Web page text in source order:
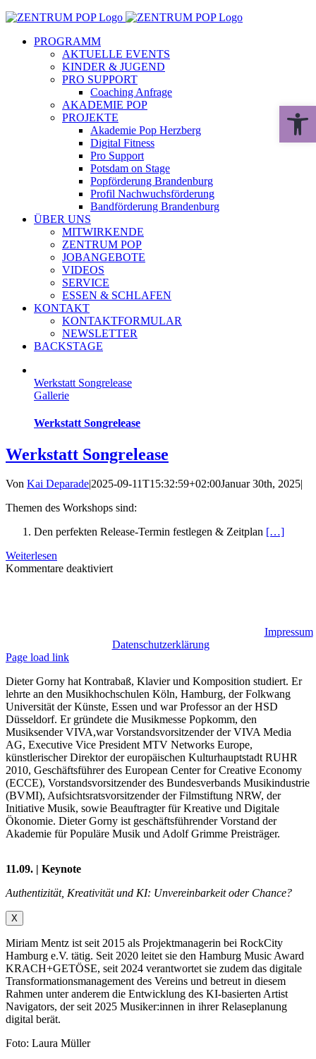
Zum
springenPROGRAMM
AKTUELLE EVENTS
KINDER & JUGEND
PRO SUPPORT
Coaching Anfrage
AKADEMIE POP
PROJEKTE
Akademie Pop Herzberg
Digital Fitness
Pro Support
Potsdam on Stage
Popförderung Brandenburg
Profil Nachwuchsförderung
Bandförderung Brandenburg
ÜBER UNS
MITWIRKENDE
ZENTRUM POP
JOBANGEBOTE
VIDEOS
SERVICE
ESSEN & SCHLAFEN
KONTAKT
KONTAKTFORMULAR
NEWSLETTER
BACKSTAGE
Werkstatt Songrelease
Gallerie
Werkstatt Songrelease
Werkstatt Songrelease
Von Kai Deparade|2025-09-11T15:32:59+02:00Januar 30th, 2025|
Themen des Workshops sind:
Den perfekten Release-Termin festlegen & Zeitplan […]
Weiterlesen
Kommentare deaktiviertfür
Impressum
Datenschutzerklärung
Page load link
Dieter Gorny hat Kontrabaß, Klavier und Komposition studiert. Er
lehrte an den Musikhochschulen Köln, Hamburg, der Folkwang
Universität der Künste, Essen und war Professor an der HSD
Düsseldorf. Er gründete die Musikmesse Popkomm, den
Musiksender VIVA,war Vorstandsvorsitzender der VIVA Media
AG, Executive Vice President MTV Networks Europe,
künstlerischer Direktor der europäischen Kulturhauptstadt RUHR
2010, Geschäftsführer des European Center for Creative Economy
(ECCE), Vorstandsvorsitzender des Bundesverbands Musikindustrie
(BVMI), Aufsichtsratsvorsitzender der Filmstiftung NRW, der
Initiative Musik, sowie Beauftragter für Kreative und Digitale
Ökonomie. Dieter Gorny ist geschäftsführender Vorstand der
Akademie für Populäre Musik und Adolf Grimme Preisträger.
11.09. | Keynote
Authentizität, Kreativität und KI: Unvereinbarkeit oder Chance?
X
Miriam Mentz ist seit 2015 als Projektmanagerin bei RockCity
Hamburg e.V. tätig. Seit 2020 leitet sie den Hamburg Music Award
KRACH+GETÖSE, seit 2024 verantwortet sie zudem das digitale
Transformationsmanagement des Vereins und betreut in diesem
Rahmen unter anderem die Entwicklung des KI-basierten Artist
Navigators, der seit 2025 Musiker:innen in ihrer Relaseplanung
digital berät.
Foto: Laura Müller